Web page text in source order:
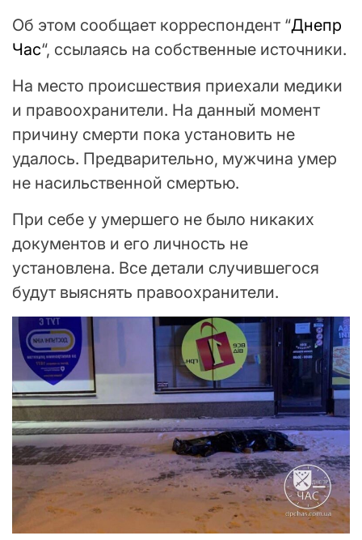
Об этом сообщает корреспондент “Днепр
Час“, ссылаясь на собственные источники.
На место происшествия приехали медики
и правоохранители. На данный момент
причину смерти пока установить не
удалось. Предварительно, мужчина умер
не насильственной смертью.
При себе у умершего не было никаких
документов и его личность не
установлена. Все детали случившегося
будут выяснять правоохранители.